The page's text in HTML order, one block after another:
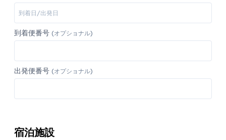
到着便番号 (オプショナル)
出発便番号 (オプショナル)
宿泊施設